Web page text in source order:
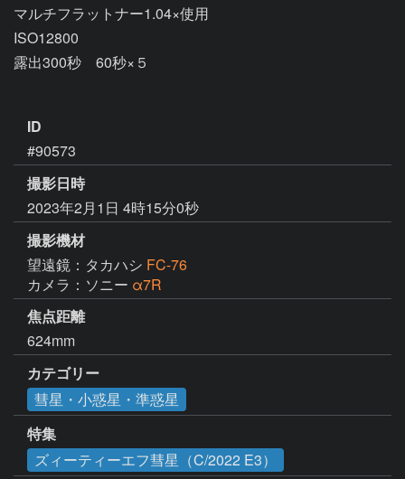
マルチフラットナー1.04×使用
ISO12800
露出300秒　60秒×５
ID
#90573
撮影日時
2023年2月1日 4時15分0秒
撮影機材
望遠鏡：タカハシ FC-76
カメラ：ソニー α7R
焦点距離
624mm
カテゴリー
彗星・小惑星・準惑星
特集
ズィーティーエフ彗星（C/2022 E3）